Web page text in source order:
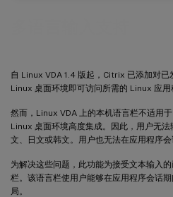
自 Linux VDA 1.4 版起，Citrix 已添加对
Linux 桌面环境即可访问所需的 Linux 应用
然而，Linux VDA 上的本机语言栏不适用
Linux 桌面环境高度集成。因此，用户无
文、日文或韩文。用户也无法在应用程序会
为解决这些问题，此功能为接受文本输入
栏。该语言栏使用户能够在应用程序会话
局。